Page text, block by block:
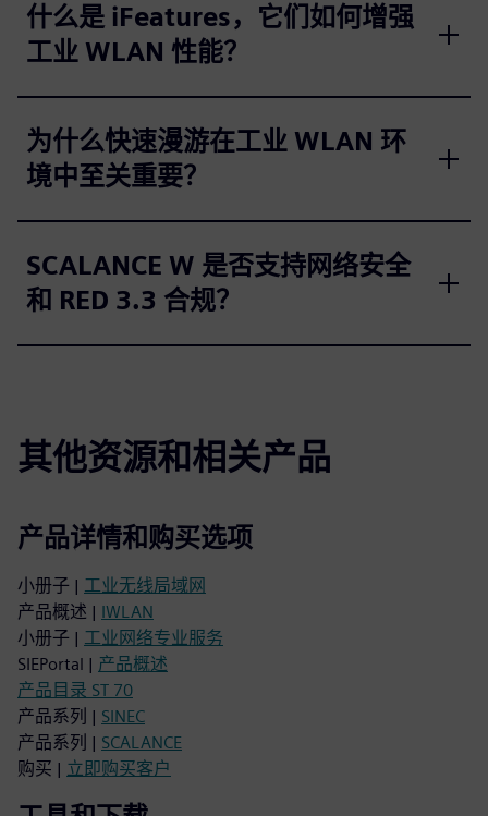
什么是 iFeatures，它们如何增强
工业 WLAN 性能？
为什么快速漫游在工业 WLAN 环
境中至关重要？
SCALANCE W 是否支持网络安全
和 RED 3.3 合规？
其他资源和相关产品
产品详情和购买选项
小册子 | 工业无线局域网
产品概述 | IWLAN
小册子 | 工业网络专业服务
SIEPortal | 产品概述
产品目录 ST 70
产品系列 | SINEC
产品系列 | SCALANCE
购买 | 立即购买客户